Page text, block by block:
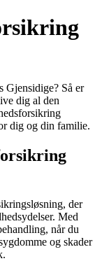
Gjensidige? Så er
dig al den
dig og din familie.
der
Med
når du
og skader